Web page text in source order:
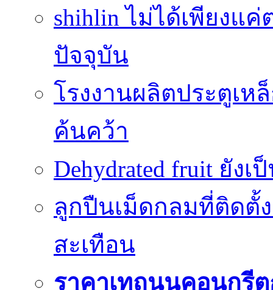
shihlin ไม่ได้เพียงแ
ปัจจุบัน
โรงงานผลิตประตูเห
ค้นคว้า
Dehydrated fruit ยัง
ลูกปืนเม็ดกลมที่ติดตั้
สะเทือน
ราคาเทถนนคอนกรีต